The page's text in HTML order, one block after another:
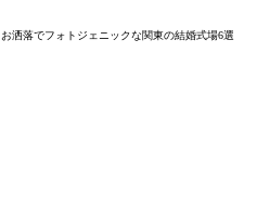
お洒落でフォトジェニックな関東の結婚式場6選